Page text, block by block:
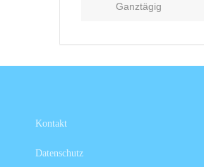
Ganztägig
Kontakt
Datenschutz